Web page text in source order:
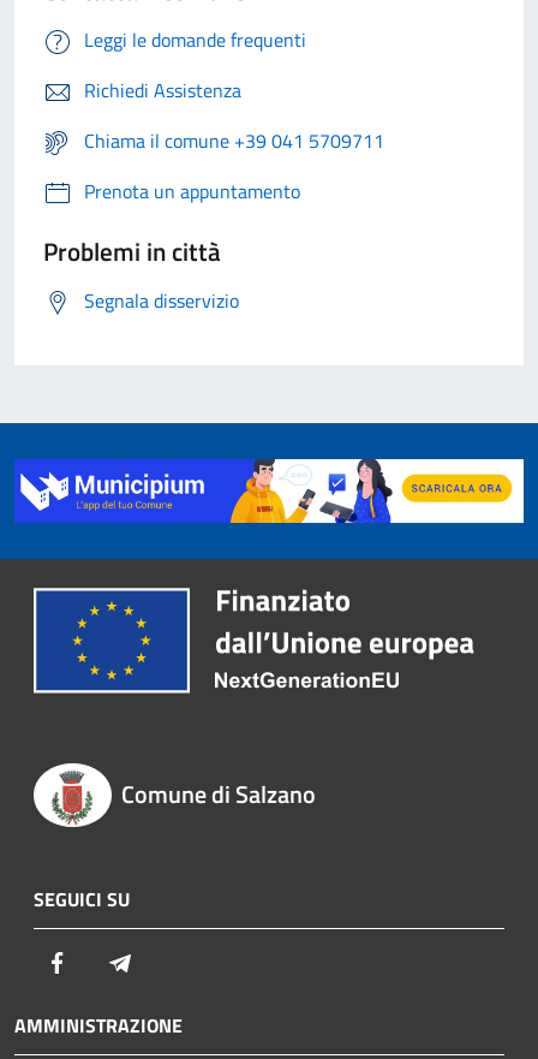
Leggi le domande frequenti
Richiedi Assistenza
Chiama il comune +39 041 5709711
Prenota un appuntamento
Problemi in città
Segnala disservizio
Comune di Salzano
SEGUICI SU
Facebook
AMMINISTRAZIONE